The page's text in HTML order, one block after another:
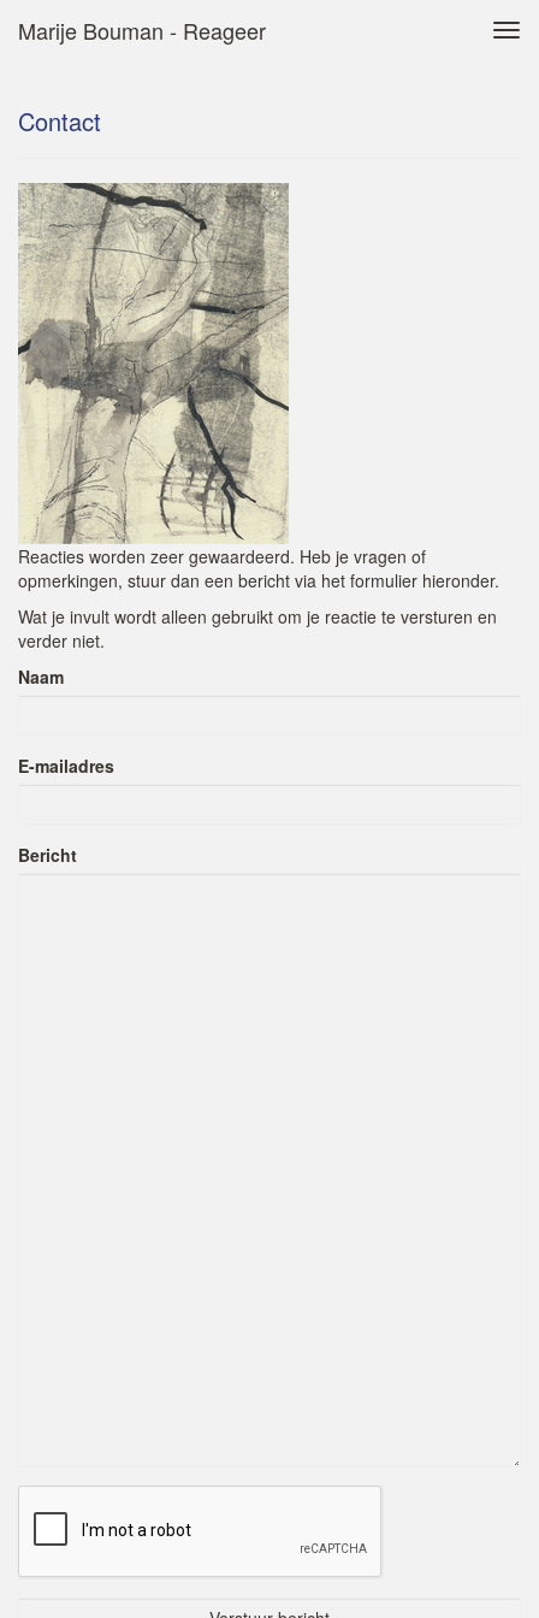
Marije Bouman - Reageer
Contact
Reacties worden zeer gewaardeerd. Heb je vragen of
opmerkingen, stuur dan een bericht via het formulier hieronder.
Wat je invult wordt alleen gebruikt om je reactie te versturen en
verder niet.
Naam
E-mailadres
Bericht